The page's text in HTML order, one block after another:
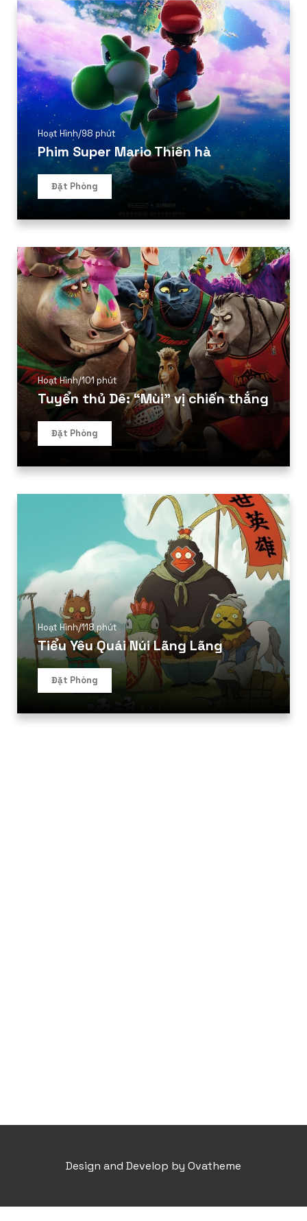
Hoạt Hình/98 phút
Phim Super Mario Thiên hà
Đặt Phòng
Hoạt Hình/101 phút
Tuyển thủ Dê: “Mùi” vị chiến thắng
Đặt Phòng
Hoạt Hình/118 phút
Tiểu Yêu Quái Núi Lãng Lãng
Đặt Phòng
Design and Develop by Ovatheme